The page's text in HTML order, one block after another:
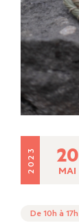
2023 20
MAI
De 10h à 17h